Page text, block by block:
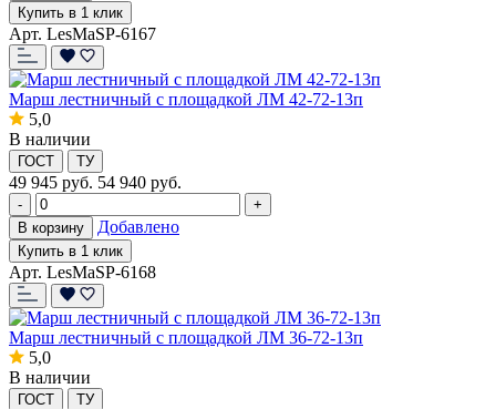
Купить в 1 клик
Арт. LesMaSP-6167
Марш лестничный с площадкой ЛМ 42-72-13п
5,0
В наличии
ГОСТ ТУ
49 945 руб. 54 940 руб.
-
+
В корзину
Добавлено
Купить в 1 клик
Арт. LesMaSP-6168
Марш лестничный с площадкой ЛМ 36-72-13п
5,0
В наличии
ГОСТ ТУ